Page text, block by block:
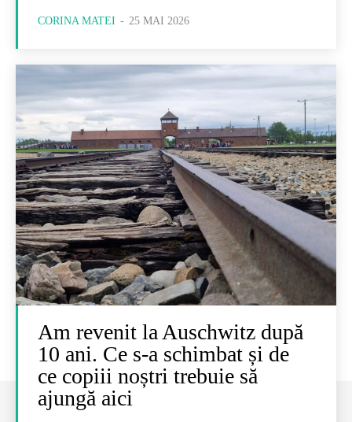
CORINA MATEI - 25 MAI 2026
Am revenit la Auschwitz după
10 ani. Ce s-a schimbat și de
ce copiii noștri trebuie să
ajungă aici